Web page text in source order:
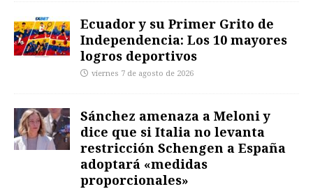
Ecuador y su Primer Grito de
Independencia: Los 10 mayores
logros deportivos
viernes 7 de agosto de 2026
Sánchez amenaza a Meloni y
dice que si Italia no levanta
restricción Schengen a España
adoptará «medidas
proporcionales»